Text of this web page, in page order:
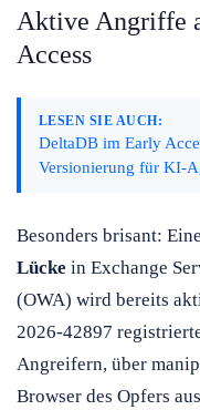
Aktive Angriffe
Access
LESEN SIE AUCH:
DeltaDB im Early
Versionierung für KI-
Besonders brisant:
Lücke in Exchange
(OWA) wird bereits
2026-42897
Angreifern, über
Browser des Opfers